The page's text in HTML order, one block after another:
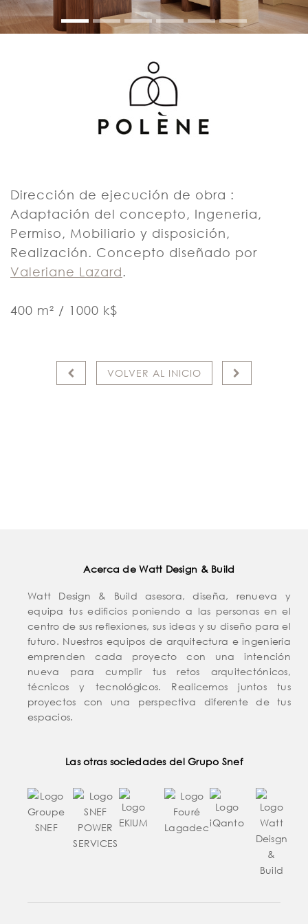
Dirección de ejecución de obra :
Adaptación del concepto, Ingeneria,
Permiso, Mobiliario y disposición,
Realización. Concepto diseñado por
Valeriane Lazard.
400 m² / 1000 k$
VOLVER AL INICIO
Acerca de Watt Design & Build
Watt Design & Build asesora, diseña, renueva y
equipa tus edificios poniendo a las personas en el
centro de sus reflexiones, sus ideas y su diseño para el
futuro. Nuestros equipos de arquitectura e ingeniería
emprenden cada proyecto con una intención
nueva para cumplir tus retos arquitectónicos,
técnicos y tecnológicos. Realicemos juntos tus
proyectos con una perspectiva diferente de tus
espacios.
Las otras sociedades del Grupo Snef